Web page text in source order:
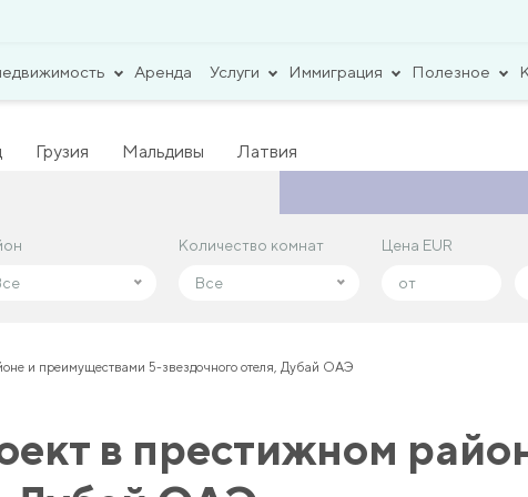
Аренда Услуги Иммиграция Полезное
Грузия Мальдивы
Латвия
Количество комнат
Все
Цена EUR
Количество комнат
Все
Цена EUR
и преимуществами 5-звездочного отеля, Дубай ОАЭ
в престижном